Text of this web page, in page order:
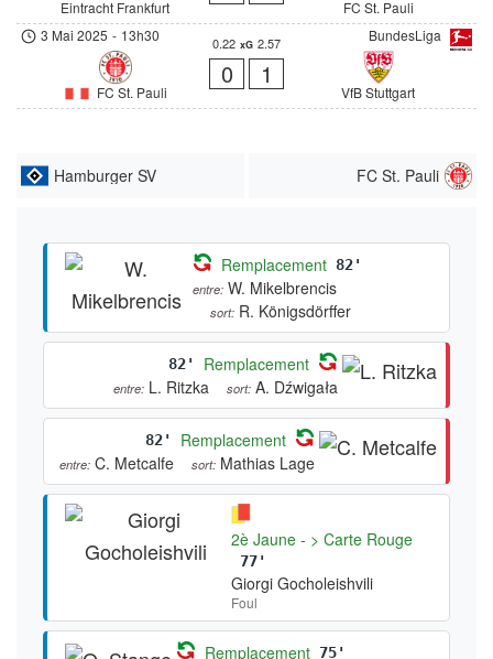
Eintracht Frankfurt
FC St. Pauli
BundesLiga
3 Mai 2025 - 13h30
FC St. Pauli
0.22 xG 2.57
0 1
VfB Stuttgart
Hamburger SV FC St. Pauli
Remplacement 82'
entre: W. Mikelbrencis
sort: R. Königsdörffer
82' Remplacement
entre: L. Ritzka sort: A. Dźwigała
82' Remplacement
entre: C. Metcalfe sort: Mathias Lage
2è Jaune - > Carte Rouge
77'
Giorgi Gocholeishvili
Foul
Remplacement 75'